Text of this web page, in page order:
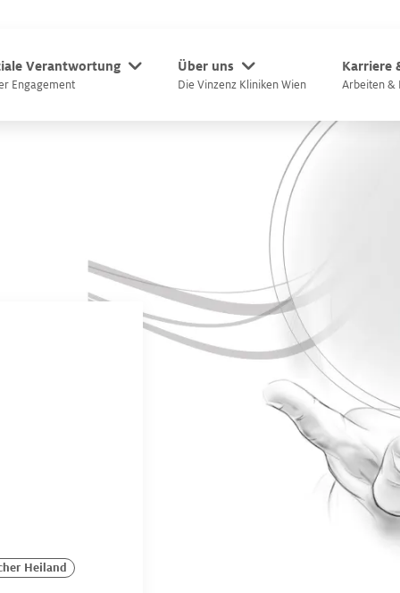
Verantwortung
Engagement
Über uns
Die Vinzenz Kliniken Wien
Karriere
Arbeiten &
Heiland